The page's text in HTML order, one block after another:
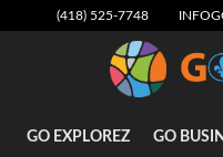
(418) 525-7748
GO EXPLOREZ GO